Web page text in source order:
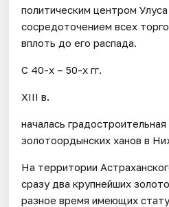
политическим центром
сосредоточением всех
вплоть до его распада.
С 40-х – 50-х гг.
XIII в.
началась
золотоордынских ханов в
На территории
сразу два крупнейших
разное время имеющих